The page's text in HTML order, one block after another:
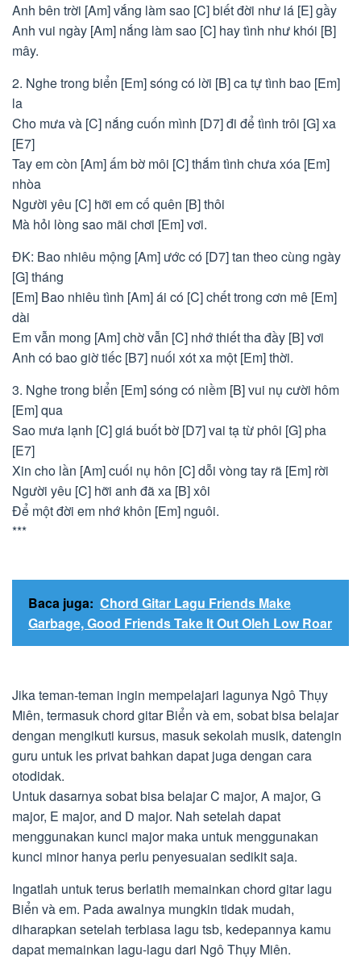
Anh bên trời [Am] vắng làm sao [C] biết đời như lá [E] gầy
Anh vui ngày [Am] nắng làm sao [C] hay tình như khói [B]
mây.
2. Nghe trong biển [Em] sóng có lời [B] ca tự tình bao [Em]
la
Cho mưa và [C] nắng cuốn mình [D7] đi để tình trôi [G] xa
[E7]
Tay em còn [Am] ấm bờ môi [C] thắm tình chưa xóa [Em]
nhòa
Người yêu [C] hỡi em cố quên [B] thôi
Mà hỏi lòng sao mãi chơi [Em] vơi.
ĐK: Bao nhiêu mộng [Am] ước có [D7] tan theo cùng ngày
[G] tháng
[Em] Bao nhiêu tình [Am] ái có [C] chết trong cơn mê [Em]
dài
Em vẫn mong [Am] chờ vẫn [C] nhớ thiết tha đầy [B] vơi
Anh có bao giờ tiếc [B7] nuối xót xa một [Em] thời.
3. Nghe trong biển [Em] sóng có niềm [B] vui nụ cười hôm
[Em] qua
Sao mưa lạnh [C] giá buốt bờ [D7] vai tạ từ phôi [G] pha
[E7]
Xin cho lần [Am] cuối nụ hôn [C] dỗi vòng tay rã [Em] rời
Người yêu [C] hỡi anh đã xa [B] xôi
Để một đời em nhớ khôn [Em] nguôi.
***
Baca juga: Chord Gitar Lagu Friends Make
Garbage, Good Friends Take It Out Oleh Low Roar
Jika teman-teman ingin mempelajari lagunya Ngô Thụy
Miên, termasuk chord gitar Biển và em, sobat bisa belajar
dengan mengikuti kursus, masuk sekolah musik, datengin
guru untuk les privat bahkan dapat juga dengan cara
otodidak.
Untuk dasarnya sobat bisa belajar C major, A major, G
major, E major, and D major. Nah setelah dapat
menggunakan kunci major maka untuk menggunakan
kunci minor hanya perlu penyesuaian sedikit saja.
Ingatlah untuk terus berlatih memainkan chord gitar lagu
Biển và em. Pada awalnya mungkin tidak mudah,
diharapkan setelah terbiasa lagu tsb, kedepannya kamu
dapat memainkan lagu-lagu dari Ngô Thụy Miên.